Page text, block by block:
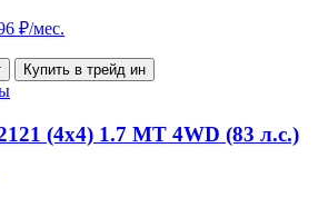
₽/мес.
Купить в трейд ин
(4x4) 1.7 MT 4WD (83 л.с.)